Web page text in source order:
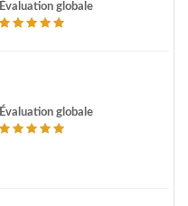
Évaluation globale
Évaluation globale